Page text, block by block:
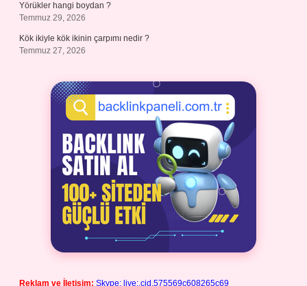
Yörükler hangi boydan ?
Temmuz 29, 2026
Kök ikiyle kök ikinin çarpımı nedir ?
Temmuz 27, 2026
Reklam ve İletişim: Skype: live:.cid.575569c608265c69